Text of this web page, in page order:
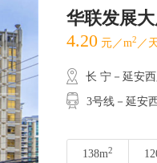
华联发展
4.20 元／m2 ／
长 宁－延安
3号线－延安西
138m2